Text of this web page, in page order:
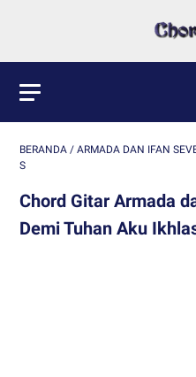
BERANDA / ARMADA DAN IFAN
S
Chord Gitar Armada
Demi Tuhan Aku